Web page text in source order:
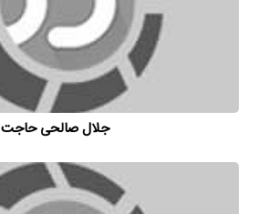
جلال صالحی حاجت